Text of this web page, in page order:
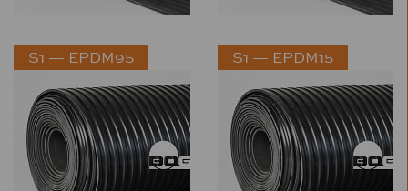
S1 — EPDM95 S1 — EPDM15